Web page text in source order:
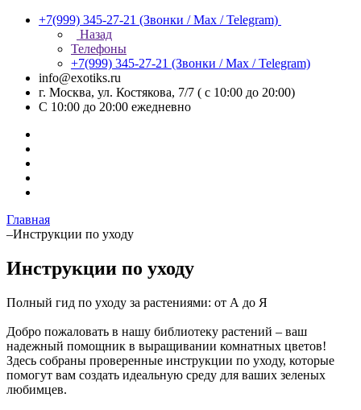
+7(999) 345-27-21 (Звонки / Max / Telegram)
Назад
Телефоны
+7(999) 345-27-21 (Звонки / Max / Telegram)
info@exotiks.ru
г. Москва, ул. Костякова, 7/7 ( с 10:00 до 20:00)
С 10:00 до 20:00 ежедневно
Главная
–Инструкции по уходу
Инструкции по уходу
Полный гид по уходу за растениями: от А до Я
Добро пожаловать в нашу библиотеку растений – ваш
надежный помощник в выращивании комнатных цветов!
Здесь собраны проверенные инструкции по уходу, которые
помогут вам создать идеальную среду для ваших зеленых
любимцев.